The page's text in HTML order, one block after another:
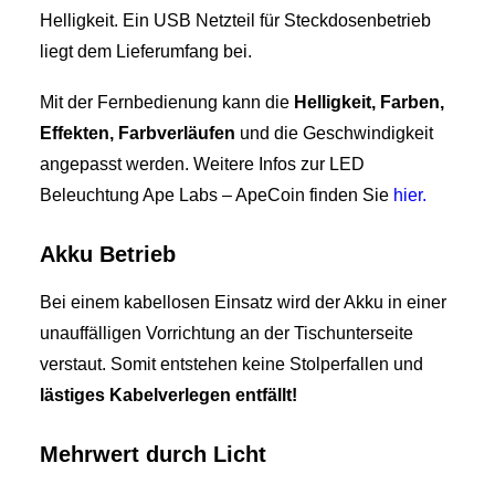
Helligkeit. Ein USB Netzteil für Steckdosenbetrieb
liegt dem Lieferumfang bei.
Mit der Fernbedienung kann die Helligkeit, Farben,
Effekten, Farbverläufen und die Geschwindigkeit
angepasst werden. Weitere Infos zur LED
Beleuchtung Ape Labs – ApeCoin finden Sie hier.
Akku Betrieb
Bei einem kabellosen Einsatz wird der Akku in einer
unauffälligen Vorrichtung an der Tischunterseite
verstaut. Somit entstehen keine Stolperfallen und
lästiges Kabelverlegen entfällt!
Mehrwert durch Licht